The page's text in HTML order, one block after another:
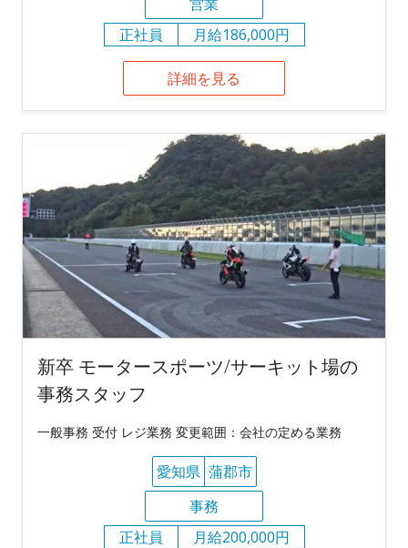
正社員
月給186,000円
詳細を見る
新卒 モータースポーツ/サーキット場の
事務スタッフ
一般事務 受付 レジ業務 変更範囲：会社の定める業務
愛知県 蒲郡市
事務
正社員
月給200,000円